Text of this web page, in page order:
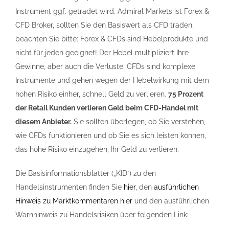
Instrument ggf. getradet wird. Admiral Markets ist Forex &
CFD Broker, sollten Sie den Basiswert als CFD traden,
beachten Sie bitte: Forex & CFDs sind Hebelprodukte und
nicht für jeden geeignet! Der Hebel multipliziert Ihre
Gewinne, aber auch die Verluste. CFDs sind komplexe
Instrumente und gehen wegen der Hebelwirkung mit dem
hohen Risiko einher, schnell Geld zu verlieren. 75 Prozent
der Retail Kunden verlieren Geld beim CFD-Handel mit
diesem Anbieter. Sie sollten überlegen, ob Sie verstehen,
wie CFDs funktionieren und ob Sie es sich leisten können,
das hohe Risiko einzugehen, Ihr Geld zu verlieren.
Die Basisinformationsblätter („KID“) zu den
Handelsinstrumenten finden Sie hier, den ausführlichen
Hinweis zu Marktkommentaren hier und den ausführlichen
Warnhinweis zu Handelsrisiken über folgenden Link: